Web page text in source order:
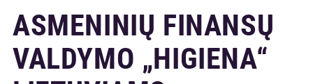
ASMENINIŲ FINANSŲ
VALDYMO „HIGIENA“